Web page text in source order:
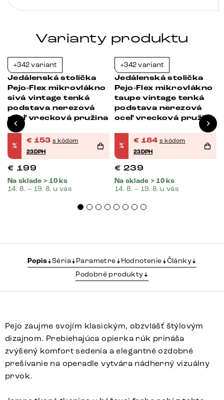
Varianty produktu
+342 variant
Jedálenská stolička
Pejo-Flex mikrovlákno
sivá vintage tenká
podstava nerezová
oceľ vrecková pružina
%
€ 153 s kódom
23DPH
€ 199
Na sklade > 10 ks
14. 8. – 19. 8. u vás
+342 variant
Jedálenská stolička
Pejo-Flex mikrovlákno
taupe vintage tenká
podstava nerezová
oceľ vrecková pružina
%
€ 184 s kódom
23DPH
€ 239
Na sklade > 10 ks
14. 8. – 19. 8. u vás
Popis Séria Parametre Hodnotenie
Články
Podobné produkty
Pejo zaujme svojím klasickým, obzvlášť štýlovým
dizajnom. Prebiehajúca opierka rúk prináša
zvýšený komfort sedenia a elegantné ozdobné
prešívanie na operadle vytvára nádherný vizuálny
prvok.